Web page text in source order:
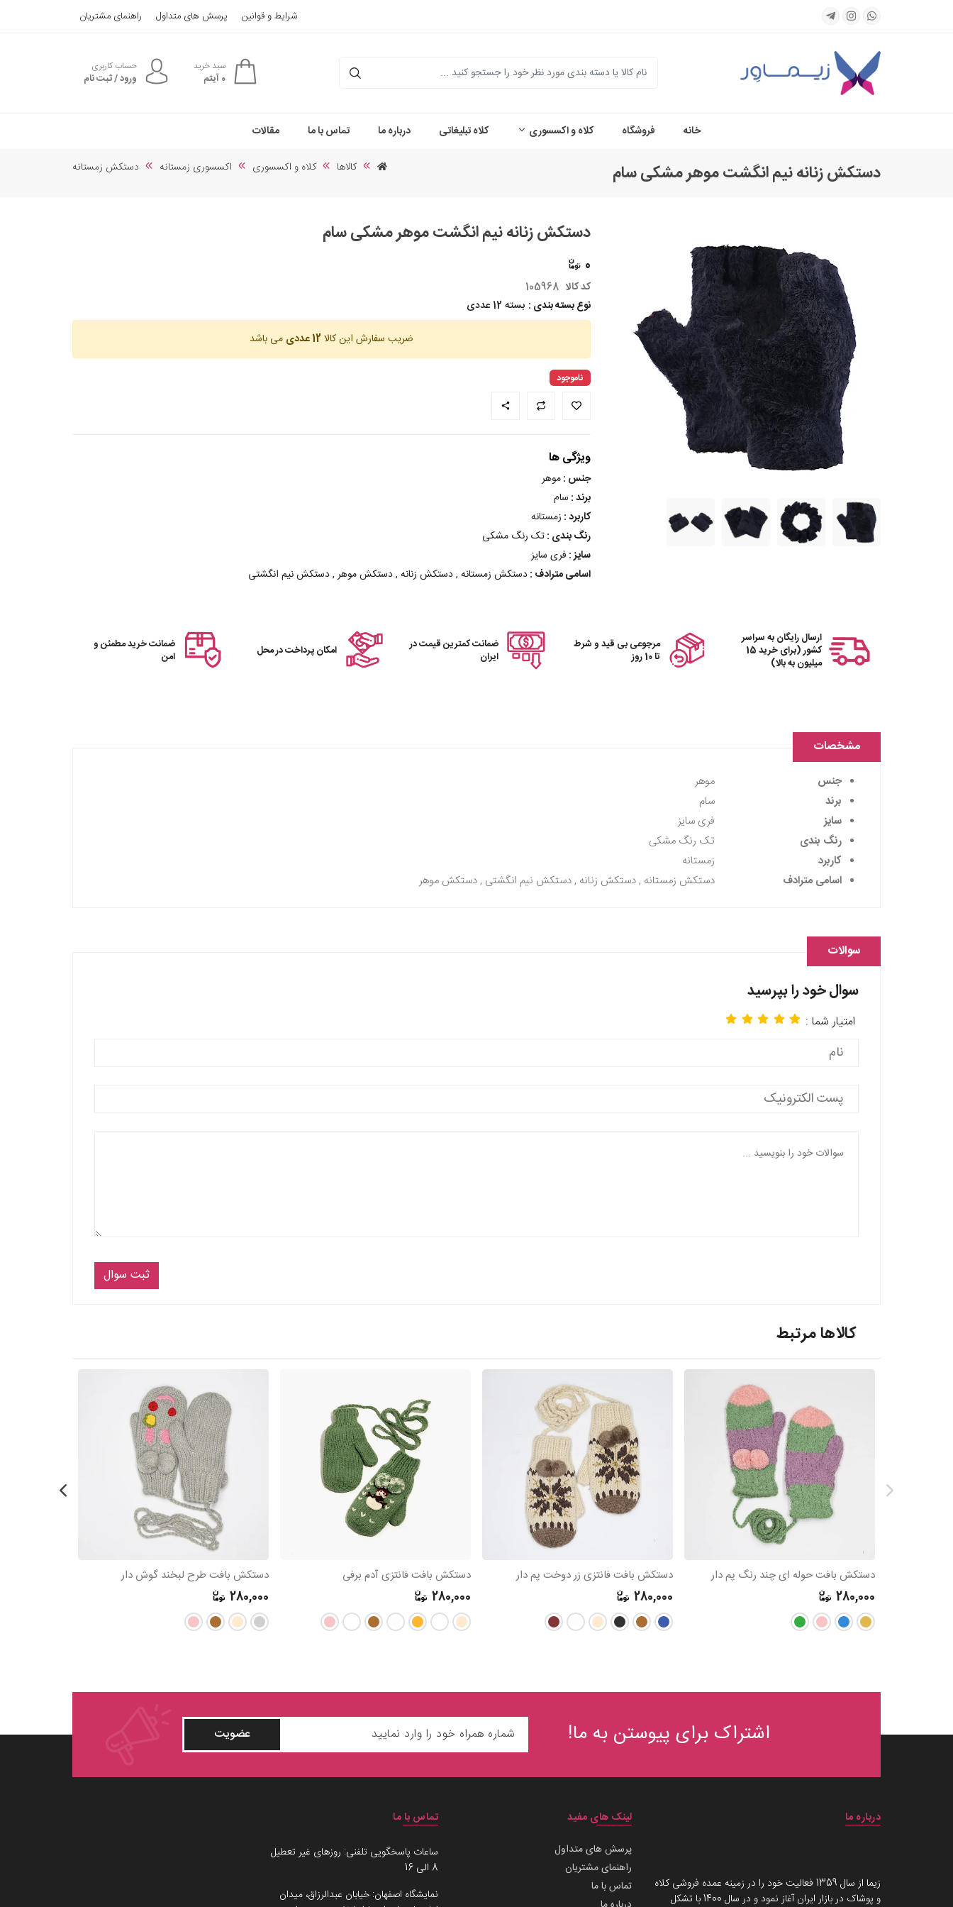
شرایط و قوانین پرسش های متداول راهنمای مشتریان
جستجو سبد خرید
0آیتم
حساب کاربری
ورود / ثبت نام
خانه فروشگاه کلاه و اکسسوری کلاه تبلیغاتی درباره ما تماس با ما مقالات
دستکش زنانه نیم انگشت موهر مشکی سام کالاها کلاه و اکسسوری اکسسوری زمستانه دستکش زمستانه
دستکش زنانه نیم انگشت موهر مشکی سام
0
کد کالا 105968
نوع بسته بندی : بسته 12 عددی
ضریب سفارش این کالا 12 عددی می باشد
ناموجود
ویژگی ها
جنس :موهر
برند : سام
کاربرد : زمستانه
رنگ بندی :تک رنگ مشکی
سایز : فری سایز
اسامی مترادف :دستکش زمستانه , دستکش زنانه , دستکش موهر , دستکش نیم انگشتی
ارسال رایگان به سراسر
کشور (برای خرید 15
میلیون به بالا)
مرجوعی بی قید و شرط
تا 10 روز
ضمانت کمترین قیمت در
ایران
امکان پرداخت در محل
ضمانت خرید مطمئن و
امن
مشخصات
جنس
موهر
برند
سام
سایز
فری سایز
رنگ بندی
تک رنگ مشکی
کاربرد
زمستانه
اسامی مترادف
دستکش زمستانه , دستکش زنانه , دستکش نیم انگشتی , دستکش موهر
سوالات
سوال خود را بپرسید
امتیار شما :
ثبت سوال
کالاها مرتبط
دستکش بافت حوله ای چند رنگ پم دار
280,000
دستکش بافت فانتزی زر دوخت پم دار
280,000
دستکش بافت فانتزی آدم برفی
280,000
دستکش بافت طرح لبخند گوش دار
280,000
اشتراک برای پیوستن به ما! عضویت
درباره ما
زیما از سال 1359 فعالیت خود را در زمینه عمده فروشی کلاه
و پوشاک در بازار ایران آغاز نمود و در سال 1400 با تشکل
لینک های مفید
پرسش های متداول
راهنمای مشتریان
تماس با ما
تماس با ما
ساعات پاسخگویی تلفنی: روزهای غیر تعطیل
8 الی 16
نمایشگاه اصفهان: خیابان عبدالرزاق، میدان